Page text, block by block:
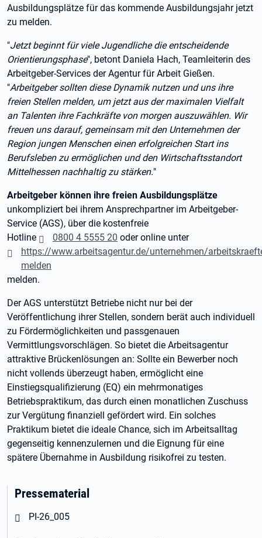
Ausbildungsplätze für das kommende Ausbildungsjahr jetzt
zu melden.
"Jetzt beginnt für viele Jugendliche die entscheidende
Orientierungsphase", betont Daniela Hach, Teamleiterin des
Arbeitgeber-Services der Agentur für Arbeit Gießen.
"Arbeitgeber sollten diese Dynamik nutzen und uns ihre
freien Stellen melden, um jetzt aus der maximalen Vielfalt
an Talenten ihre Fachkräfte von morgen auszuwählen. Wir
freuen uns darauf, gemeinsam mit den Unternehmen der
Region jungen Menschen einen erfolgreichen Start ins
Berufsleben zu ermöglichen und den Wirtschaftsstandort
Mittelhessen nachhaltig zu stärken."
Arbeitgeber können ihre freien Ausbildungsplätze
unkompliziert bei ihrem Ansprechpartner im Arbeitgeber-
Service (AGS), über die kostenfreie
Hotline
0800 4 5555 20 oder online unter
https://www.arbeitsagentur.de/unternehmen/
melden
melden.
Der AGS unterstützt Betriebe nicht nur bei der
Veröffentlichung ihrer Stellen, sondern berät auch individuell
zu Fördermöglichkeiten und passgenauen
Vermittlungsvorschlägen. So bietet die Arbeitsagentur
attraktive Brückenlösungen an: Sollte ein Bewerber noch
nicht vollends überzeugt haben, ermöglicht eine
Einstiegsqualifizierung (EQ) ein mehrmonatiges
Betriebspraktikum, das durch einen monatlichen Zuschuss
zur Vergütung finanziell gefördert wird. Ein solches
Praktikum bietet die ideale Chance, sich im Arbeitsalltag
gegenseitig kennenzulernen und die Eignung für eine
spätere Übernahme in Ausbildung risikofrei zu testen.
Pressematerial
Öffnet in neuem Tab
PI-26_005